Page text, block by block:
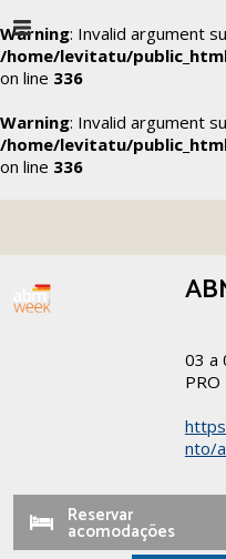
Warning: Invalid argument
/home/levitatu/
on line 336
Warning: Invalid argument
/home/levitatu/
on line 336
03 a
nto/
Reservar
acomodações